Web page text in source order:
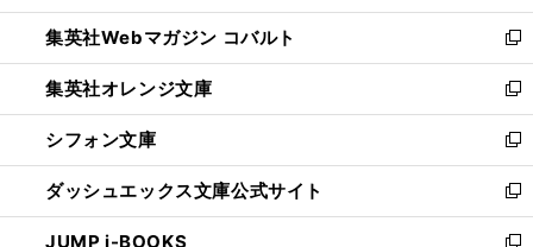
開
く
ウ
で
開
く
ン
ド
ウ
で
開
く
ウ
ィ
ン
ド
ウ
で
開
く
集英社Webマガジン コバルト
新
し
い
ウ
ィ
ン
ド
ウ
で
集英社オレンジ文庫
新
し
い
ウ
ィ
ン
シフォン文庫
新
し
い
ウ
ダッシュエックス文庫公式サイト
新
し
JUMP j-BOOKS